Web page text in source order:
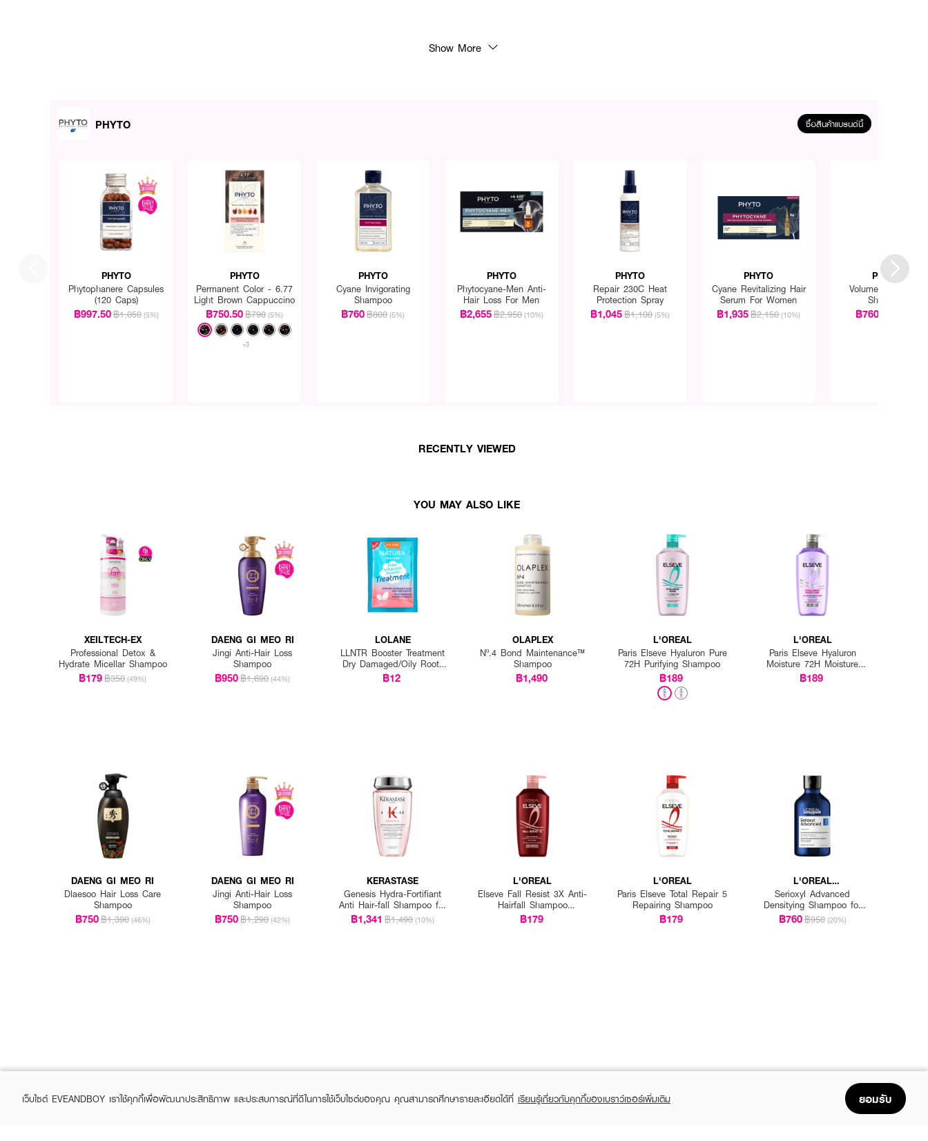
How To Use :
ทั่วจนหมดขวด แล้วนวดจนผลิตภัณฑ์ซึมเข้าหนังศีรษะ โดยไม่ต้องล้างออก
หรือวันเว้นวัน
Show More
PHYTO ซื้อสินค้าแบรนด์นี้
PHYTO
Phytophanere Capsules
(120 Caps)
฿997.50฿1,050 (5%)
PHYTO
Permanent Color - 6.77
Light Brown Cappuccino
฿750.50฿790 (5%)
+3
PHYTO
Cyane Invigorating
Shampoo
฿760฿800 (5%)
PHYTO
Phytocyane-Men Anti-
Hair Loss For Men
฿2,655฿2,950 (10%)
PHYTO
Repair 230C Heat
Protection Spray
฿1,045฿1,100 (5%)
PHYTO
Cyane Revitalizing Hair
Serum For Women
฿1,935฿2,150 (10%)
PHYTO
Volume Volumizing
Shampoo
฿760
RECENTLY VIEWED
YOU MAY ALSO LIKE
XEILTECH-EX
Professional Detox &
Hydrate Micellar Shampoo
฿179฿350 (49%)
DAENG GI MEO RI
Jingi Anti-Hair Loss
Shampoo
฿950฿1,690 (44%)
LOLANE
LLNTR Booster Treatment
Dry Damaged/Oily Roots
25g P12
฿12
OLAPLEX
Nº.4 Bond Maintenance™
Shampoo
฿1,490
L'OREAL
Paris Elseve Hyaluron Pure
72H Purifying Shampoo
฿189
L'OREAL
Paris Elseve Hyaluron
Moisture 72H Moisture
Filling Shampoo
฿189
DAENG GI MEO RI
Dlaesoo Hair Loss Care
Shampoo
฿750฿1,390 (46%)
DAENG GI MEO RI
Jingi Anti-Hair Loss
Shampoo
฿750฿1,290 (42%)
KERASTASE
Genesis Hydra-Fortifiant
Anti Hair-fall Shampoo for
Fine Hair
฿1,341 ฿1,490 (10%)
L'OREAL
Elseve Fall Resist 3X Anti-
Hairfall Shampoo
Scalp+Hair
฿179
L'OREAL
Paris Elseve Total Repair 5
Repairing Shampoo
฿179
L'OREAL
PROFESSIONNEL
Serioxyl Advanced
Densitying Shampoo for
Thinning Hair
฿760฿950 (20%)
เว็บไซต์ EVEANDBOY เราใช้คุกกี้เพื่อพัฒนาประสิทธิภาพ และประสบการณ์ที่ดีในการใช้เว็บไซต์ของคุณ คุณสามารถศึกษารายละเอียดได้ที่ เรียนรู้เกี่ยวกับคุกกี้ของเบราว์เซอร์เพิ่มเติม ยอมรับ